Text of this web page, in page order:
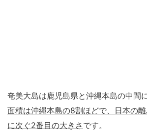
奄美大島は鹿児島県と沖縄本島の中間
面積は沖縄本島の8割ほどで、日本の
に次ぐ2番目の大きさ です。